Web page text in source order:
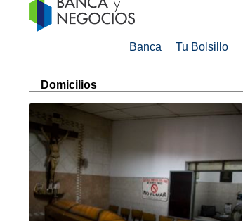
Banca Tu Bolsillo
Domicilios